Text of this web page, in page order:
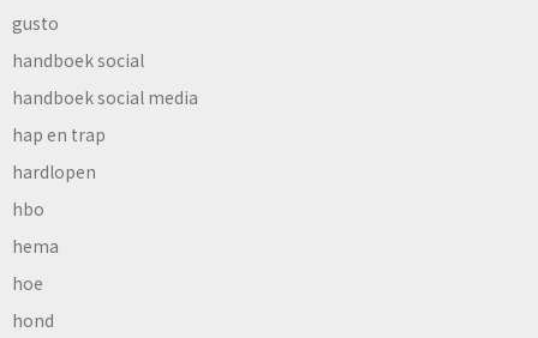
gusto
handboek social
handboek social media
hap en trap
hardlopen
hbo
hema
hoe
hond